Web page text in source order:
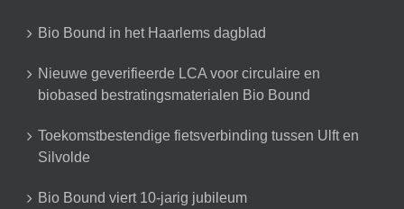
Bio Bound in het Haarlems dagblad
Nieuwe geverifieerde LCA voor circulaire en
biobased bestratingsmaterialen Bio Bound
Toekomstbestendige fietsverbinding tussen Ulft en
Silvolde
Bio Bound viert 10-jarig jubileum